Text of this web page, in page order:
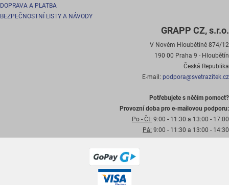
DOPRAVA A PLATBA
BEZPEČNOSTNÍ LISTY A NÁVODY
GRAPP CZ, s.r.o.
V Novém Hloubětíně 874/12
190 00 Praha 9 - Hloubětín
Česká Republika
E-mail: podpora@svetrazitek.cz
Potřebujete s něčím pomoct?
Provozní doba pro e-mailovou podporu:
Po - Čt: 9:00 - 11:30 a 13:00 - 17:00
Pá: 9:00 - 11:30 a 13:00 - 14:30